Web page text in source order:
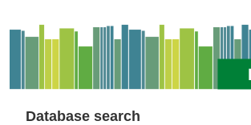
Database search